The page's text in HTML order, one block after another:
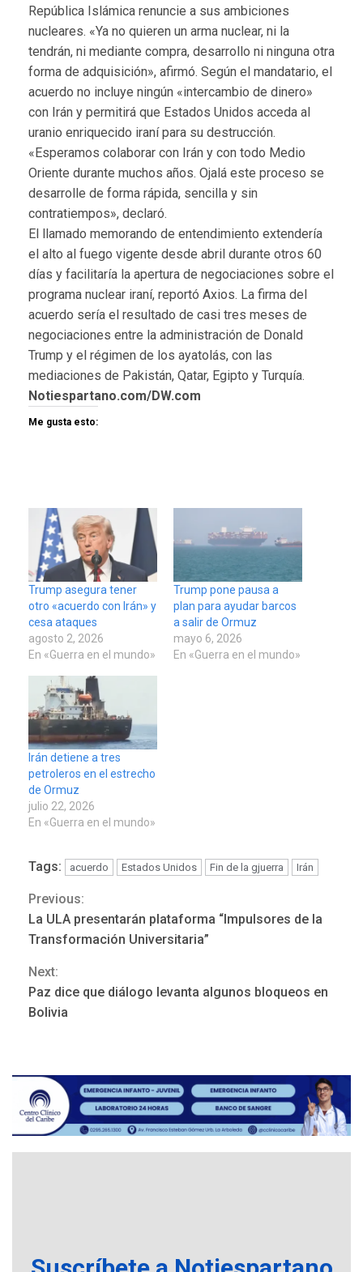
República Islámica renuncie a sus ambiciones
nucleares. «Ya no quieren un arma nuclear, ni la
tendrán, ni mediante compra, desarrollo ni ninguna otra
forma de adquisición», afirmó. Según el mandatario, el
acuerdo no incluye ningún «intercambio de dinero»
con Irán y permitirá que Estados Unidos acceda al
uranio enriquecido iraní para su destrucción.
«Esperamos colaborar con Irán y con todo Medio
Oriente durante muchos años. Ojalá este proceso se
desarrolle de forma rápida, sencilla y sin
contratiempos», declaró.
El llamado memorando de entendimiento extendería
el alto al fuego vigente desde abril durante otros 60
días y facilitaría la apertura de negociaciones sobre el
programa nuclear iraní, reportó Axios. La firma del
acuerdo sería el resultado de casi tres meses de
negociaciones entre la administración de Donald
Trump y el régimen de los ayatolás, con las
mediaciones de Pakistán, Qatar, Egipto y Turquía.
Notiespartano.com/DW.com
Me gusta esto:
Trump asegura tener
otro «acuerdo con Irán» y
cesa ataques
agosto 2, 2026
En «Guerra en el mundo»
Trump pone pausa a
plan para ayudar barcos
a salir de Ormuz
mayo 6, 2026
En «Guerra en el mundo»
Irán detiene a tres
petroleros en el estrecho
de Ormuz
julio 22, 2026
En «Guerra en el mundo»
Tags: acuerdo Estados Unidos Fin de la gjuerra Irán
Continue
Reading
Previous:
La ULA presentarán plataforma “Impulsores de la
Transformación Universitaria”
Next:
Paz dice que diálogo levanta algunos bloqueos en
Bolivia
POLÍTICA
TITULARES
INTERNACIONALES ÚLTIMA HORA
Hiroshima 81 años de la
debacle atómica. Japón
5
ciudadanía por nacimiento